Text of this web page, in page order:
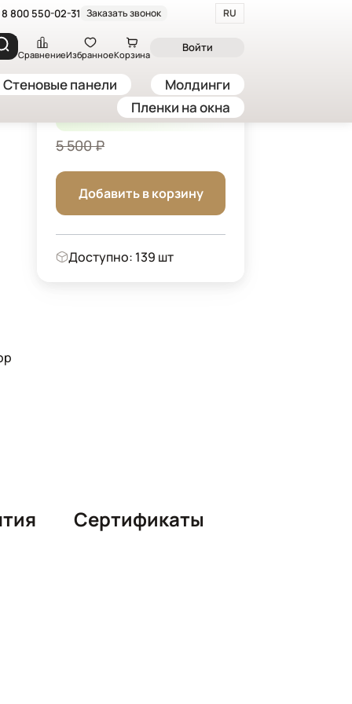
8 800 550-02-31 Заказать звонок RU
СравнениеИзбранноеКорзина
Войти
Стеновые панели
Молдинги
Пленки на окна
панель "Текстура. Мрамор", 30*60 см, 20 шт., белый, серый
4 675 ₽/ шт -15%
5 500 ₽
Добавить в корзину
Доступно: 139 шт
Сертификаты